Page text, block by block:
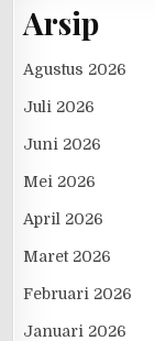
Arsip
Agustus 2026
Juli 2026
Juni 2026
Mei 2026
April 2026
Maret 2026
Februari 2026
Januari 2026